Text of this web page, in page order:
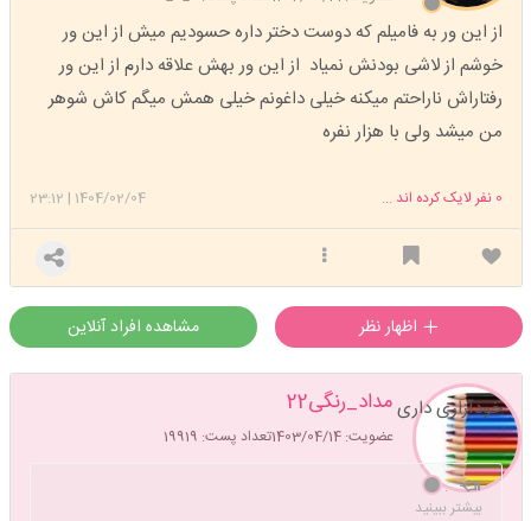
از این ور به فامیلم که دوست دختر داره حسودیم میش از این ور
خوشم از لاشی بودنش نمیاد از این ور بهش علاقه دارم از این ور
رفتاراش ناراحتم میکنه خیلی داغونم خیلی همش میگم کاش شوهر
من میشد ولی با هزار نفره
1404/02/04
|
23:12 0 نفر لایک کرده اند ...
مشاهده افراد آنلاین
مداد_رنگی22
عضویت: 1403/04/14 تعداد پست: 19919
خودآزاری داری
.
بیشتر ببینید